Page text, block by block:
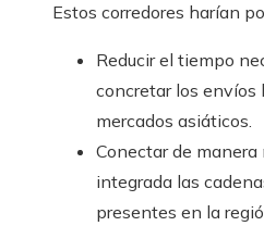
Estos corredores harían
Reducir el tiempo
concretar los envíos
mercados asiáticos.
Conectar de manera
integrada las
presentes en la